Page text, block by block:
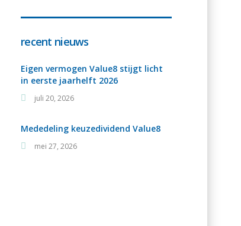
recent nieuws
Eigen vermogen Value8 stijgt licht
in eerste jaarhelft 2026
juli 20, 2026
Mededeling keuzedividend Value8
mei 27, 2026